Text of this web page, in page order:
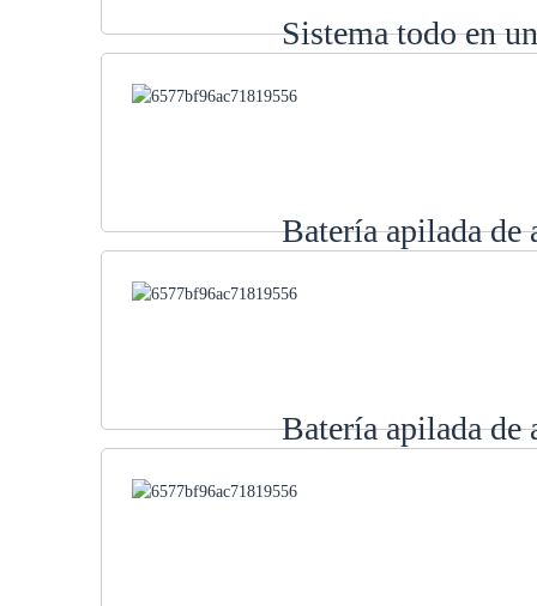
Sistema todo en
Batería apilada
Batería apilada